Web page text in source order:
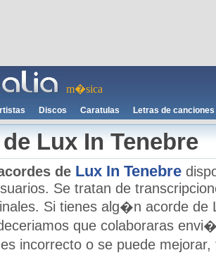
m�sica
Discos Caratulas Letras de canciones
Lux In Tenebre
de Lux In Tenebre
Se tratan de
Si tienes alg�n acorde de
que colaboraras
incorrecto o se puede